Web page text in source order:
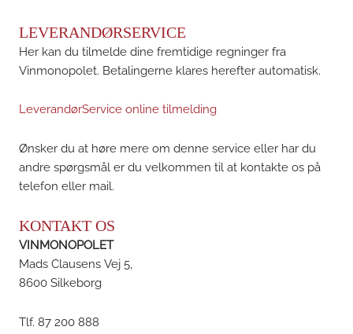
LEVERANDØRSERVICE
Her kan du tilmelde dine fremtidige regninger fra
Vinmonopolet. Betalingerne klares herefter automatisk.
LeverandørService online tilmelding
Ønsker du at høre mere om denne service eller har du
andre spørgsmål er du velkommen til at kontakte os på
telefon eller mail.
KONTAKT OS
VINMONOPOLET
Mads Clausens Vej 5,
8600 Silkeborg
Tlf. 87 200 888